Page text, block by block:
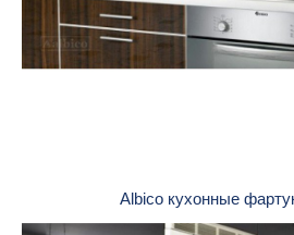
Albico кухонные